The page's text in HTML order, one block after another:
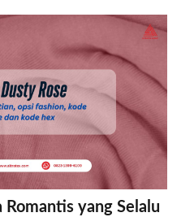
Romantis yang Selalu